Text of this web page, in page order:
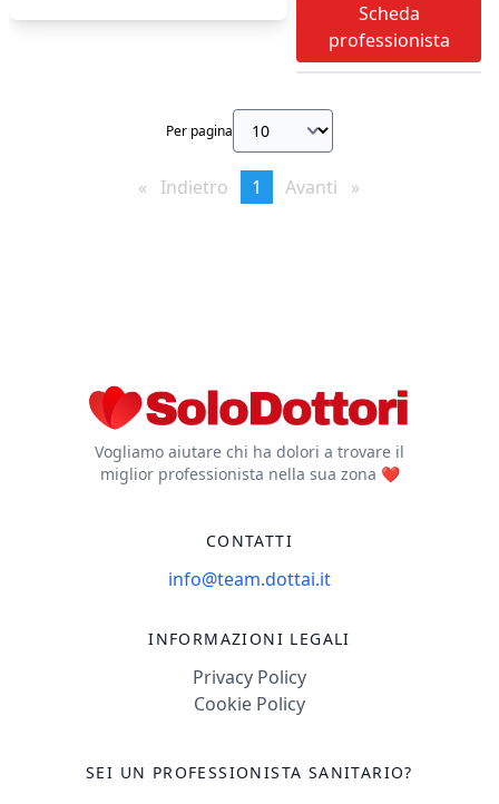
Scheda
professionista
Per pagina
Indietro pageYou're
1 Avanti page
Vogliamo aiutare chi ha dolori a trovare il
miglior professionista nella sua zona ❤️
CONTATTI
info@team.dottai.it
INFORMAZIONI LEGALI
Privacy Policy
Cookie Policy
SEI UN PROFESSIONISTA SANITARIO?